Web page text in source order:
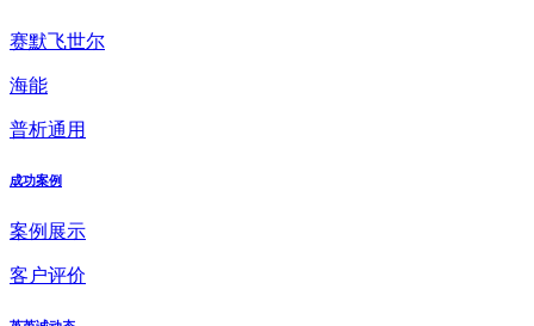
赛默飞世尔
海能
普析通用
成功案例
案例展示
客户评价